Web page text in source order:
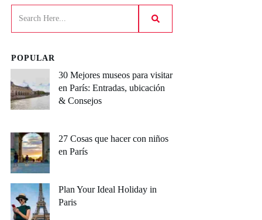
POPULAR
30 Mejores museos para visitar
en París: Entradas, ubicación
& Consejos
27 Cosas que hacer con niños
en París
Plan Your Ideal Holiday in
Paris